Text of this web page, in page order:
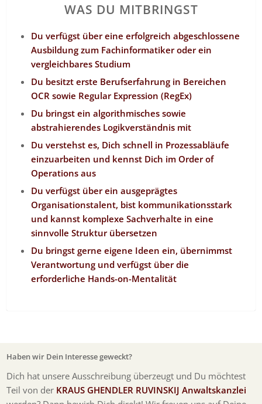
WAS DU MITBRINGST
Du verfügst über eine erfolgreich abgeschlossene
Ausbildung zum Fachinformatiker oder ein
vergleichbares Studium
Du besitzt erste Berufserfahrung in Bereichen
OCR sowie Regular Expression (RegEx)
Du bringst ein algorithmisches sowie
abstrahierendes Logikverständnis mit
Du verstehst es, Dich schnell in Prozessabläufe
einzuarbeiten und kennst Dich im Order of
Operations aus
Du verfügst über ein ausgeprägtes
Organisationstalent, bist kommunikationsstark
und kannst komplexe Sachverhalte in eine
sinnvolle Struktur übersetzen
Du bringst gerne eigene Ideen ein, übernimmst
Verantwortung und verfügst über die
erforderliche Hands-on-Mentalität
Haben wir Dein Interesse geweckt?
Dich hat unsere Ausschreibung überzeugt und Du möchtest
Teil von der KRAUS GHENDLER RUVINSKIJ Anwaltskanzlei